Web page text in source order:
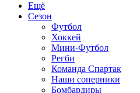
Ещё
Сезон
Футбол
Хоккей
Мини-Футбол
Регби
Команда Спартак
Наши соперники
Бомбардиры